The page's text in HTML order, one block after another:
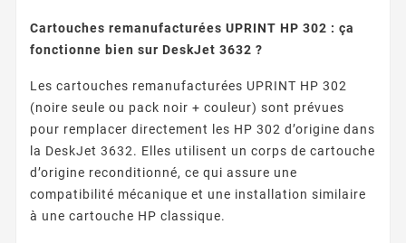
Cartouches remanufacturées UPRINT HP 302 : ça
fonctionne bien sur DeskJet 3632 ?
Les cartouches remanufacturées UPRINT HP 302
(noire seule ou pack noir + couleur) sont prévues
pour remplacer directement les HP 302 d’origine dans
la DeskJet 3632. Elles utilisent un corps de cartouche
d’origine reconditionné, ce qui assure une
compatibilité mécanique et une installation similaire
à une cartouche HP classique.